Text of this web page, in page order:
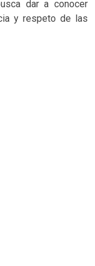
dar a conocer
y respeto de las